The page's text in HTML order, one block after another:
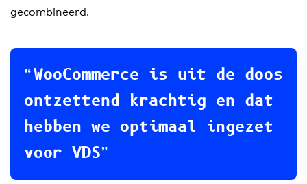
gecombineerd.
WooCommerce is uit de doos
ontzettend krachtig en dat
hebben we optimaal ingezet
voor VDS